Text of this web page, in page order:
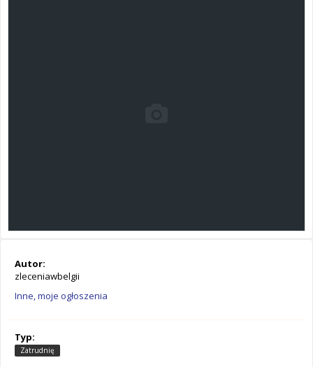
Autor:
zleceniawbelgii
Inne, moje ogłoszenia
Typ:
Zatrudnię